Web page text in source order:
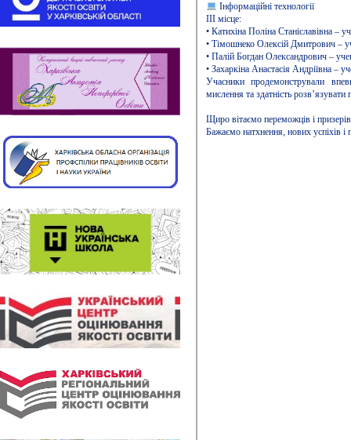
Інформаційні технології
ІІІ місце:
• Катихіна Поліна Станіславівна –
• Тімошнеко Олексій Дмитрович –
• Палій Богдан Олександрович –
• Захаркіна Анастасія Андріївна –
Учасники продемонстрували
мислення та здатність розв’язувати
Щиро вітаємо переможців і
Бажаємо натхнення, нових успіхів